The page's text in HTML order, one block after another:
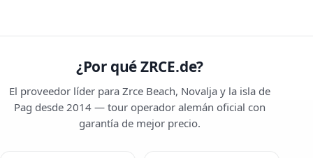
¿Por qué ZRCE.de?
El proveedor líder para Zrce Beach, Novalja y la isla de
Pag desde 2014 — tour operador alemán oficial con
garantía de mejor precio.